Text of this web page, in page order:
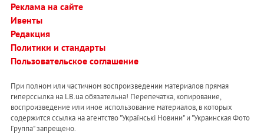
Реклама на сайте
Ивенты
Редакция
Политики и стандарты
Пользовательское соглашение
При полном или частичном воспроизведении материалов прямая
гиперссылка на LB.ua обязательна! Перепечатка, копирование,
воспроизведение или иное использование материалов, в которых
содержится ссылка на агентство "Українськi Новини" и "Украинская Фото
Группа" запрещено.